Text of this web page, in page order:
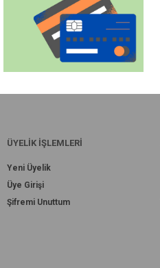
ÜYELİK İŞLEMLERİ
Yeni Üyelik
Üye Girişi
Şifremi Unuttum